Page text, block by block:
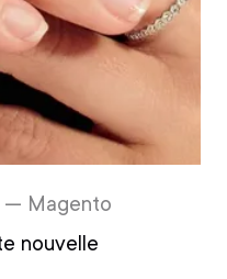
— Magento
nouvelle